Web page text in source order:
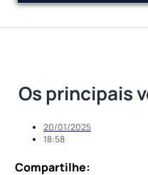
Os principais
20/01/2025
18:58
Compartilhe: